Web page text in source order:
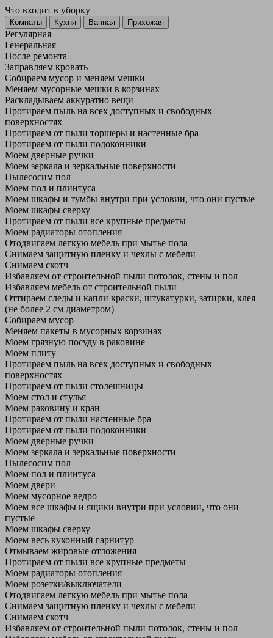
Что входит в уборку
Регу­лярная
Гене­ральная
После ремонта
Заправляем кровать
Собираем мусор и меняем мешки
Меняем мусорные мешки в корзинах
Раскладываем аккуратно вещи
Протираем пыль на всех доступных и свободных
поверхностях
Протираем от пыли торшеры и настенные бра
Протираем от пыли подоконники
Моем дверные ручки
Моем зеркала и зеркальные поверхности
Пылесосим пол
Моем пол и плинтуса
Моем шкафы и тумбы внутри при условии, что они пустые
Моем шкафы сверху
Протираем от пыли все крупные предметы
Моем радиаторы отопления
Отодвигаем легкую мебель при мытье пола
Снимаем защитную пленку и чехлы с мебели
Снимаем скотч
Избавляем от строительной пыли потолок, стены и пол
Избавляем мебель от строительной пыли
Оттираем следы и капли краски, штукатурки, затирки, клея
(не более 2 см диаметром)
Собираем мусор
Меняем пакеты в мусорных корзинах
Моем грязную посуду в раковине
Моем плиту
Протираем пыль на всех доступных и свободных
поверхностях
Протираем от пыли столешницы
Моем стол и стулья
Моем раковину и кран
Протираем от пыли настенные бра
Протираем от пыли подоконники
Моем дверные ручки
Моем зеркала и зеркальные поверхности
Пылесосим пол
Моем пол и плинтуса
Моем двери
Моем мусорное ведро
Моем все шкафы и ящики внутри при условии, что они
пустые
Моем шкафы сверху
Моем весь кухонный гарнитур
Отмываем жировые отложения
Протираем от пыли все крупные предметы
Моем радиаторы отопления
Моем розетки/выключатели
Отодвигаем легкую мебель при мытье пола
Снимаем защитную пленку и чехлы с мебели
Снимаем скотч
Избавляем от строительной пыли потолок, стены и пол